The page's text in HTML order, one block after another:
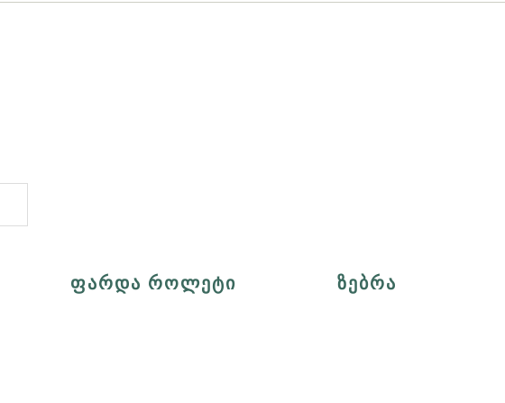
ᲤᲐᲠᲓᲐ ᲠᲝᲚᲔᲢᲘ ᲖᲔᲑᲠᲐ